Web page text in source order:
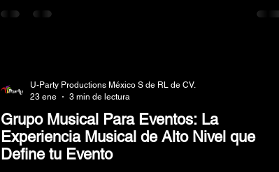
saxofón en la sobremesa hasta la imponente energía de
Grupo Musical Para Eventos: La
Experiencia Musical de Alto Nivel que
Define tu Evento
U-Party Productions México S de RL de CV.
23 ene
3 min de lectura